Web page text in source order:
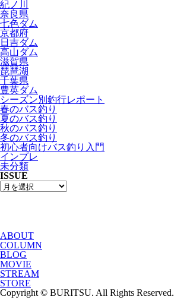
紀ノ川
奈良県
七色ダム
京都府
日吉ダム
高山ダム
滋賀県
琵琶湖
千葉県
豊英ダム
シーズン別釣行レポート
春のバス釣り
夏のバス釣り
秋のバス釣り
冬のバス釣り
初心者向けバス釣り入門
インプレ
未分類
ISSUE
ABOUT
COLUMN
BLOG
MOVIE
STREAM
STORE
Copyright © BURITSU. All Rights Reserved.